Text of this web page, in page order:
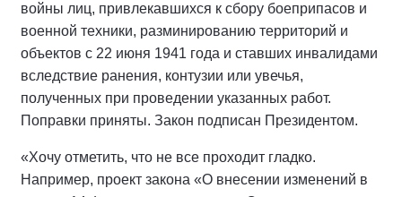
войны лиц, привлекавшихся к сбору боеприпасов и
военной техники, разминированию территорий и
объектов с 22 июня 1941 года и ставших инвалидами
вследствие ранения, контузии или увечья,
полученных при проведении указанных работ.
Поправки приняты. Закон подписан Президентом.
«Хочу отметить, что не все проходит гладко.
Например, проект закона «О внесении изменений в